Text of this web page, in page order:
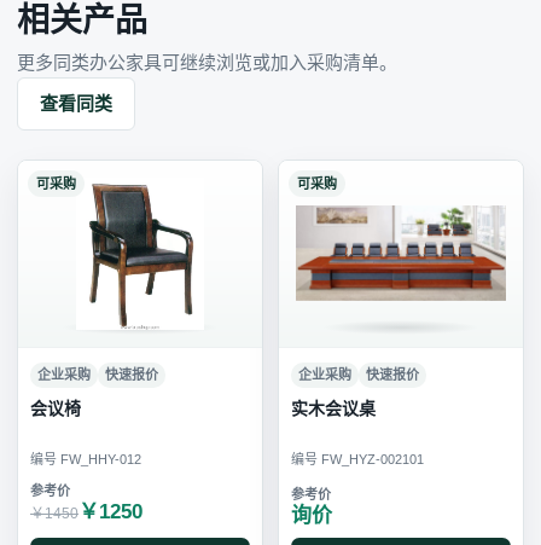
相关产品
更多同类办公家具可继续浏览或加入采购清单。
查看同类
可采购
企业采购 快速报价
会议椅
编号 FW_HHY-012
￥1450 ￥1250
可采购
企业采购 快速报价
实木会议桌
编号 FW_HYZ-002101
询价